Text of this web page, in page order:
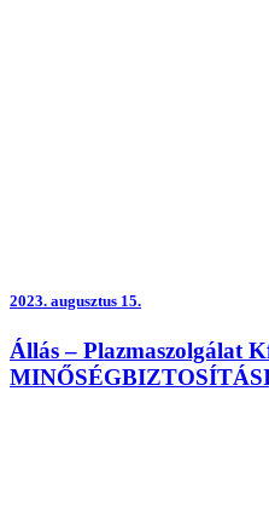
2023. augusztus 15.
Állás – Plazmaszolgálat